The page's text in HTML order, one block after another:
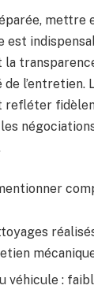
mettre
est
l’entretien.
véhicule :